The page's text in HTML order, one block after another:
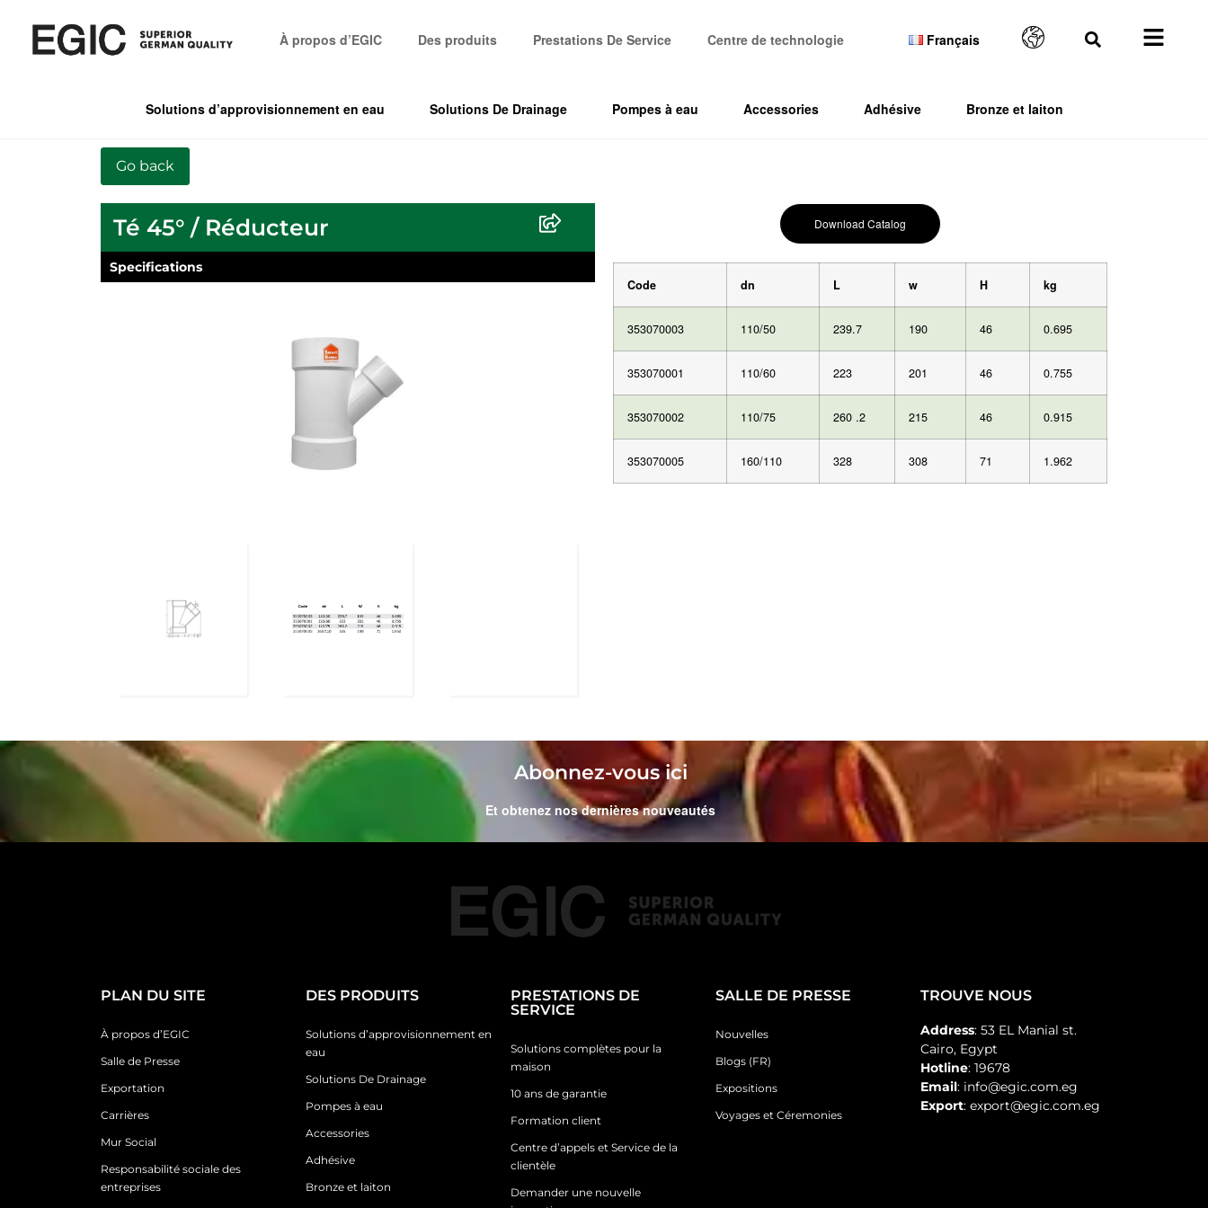
À propos d’EGIC Des produits Prestations De Service Centre de technologie Français
Solutions d’approvisionnement en eau Solutions De Drainage Pompes à eau Accessories Adhésive Bronze et laiton
Té 45° / Réducteur
Specifications
Download Catalog
Code dn L w H kg
353070003 110/50 239.7 190 46 0.695
353070001 110/60 223 201 46 0.755
353070002 110/75 260 .2 215 46 0.915
353070005 160/110 328 308 71 1.962
Abonnez-vous ici
Et obtenez nos dernières nouveautés
PLAN DU SITE
À propos d’EGIC
Salle de Presse
Exportation
Carrières
Mur Social
Responsabilité sociale des
entreprises
DES PRODUITS
Solutions d’approvisionnement en
eau
Solutions De Drainage
Pompes à eau
Accessories
Adhésive
Bronze et laiton
PRESTATIONS DE
SERVICE
Solutions complètes pour la
maison
10 ans de garantie
Formation client
Centre d’appels et Service de la
clientèle
Demander une nouvelle
SALLE DE PRESSE
Nouvelles
Blogs (FR)
Expositions
Voyages et Céremonies
TROUVE NOUS
Address: 53 EL Manial st.
Cairo, Egypt
Hotline: 19678
Email: info@egic.com.eg
Export: export@egic.com.eg